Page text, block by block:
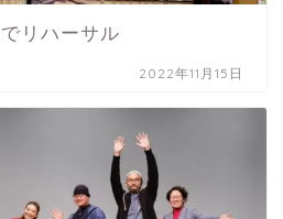
リハーサル
2022年11月15日